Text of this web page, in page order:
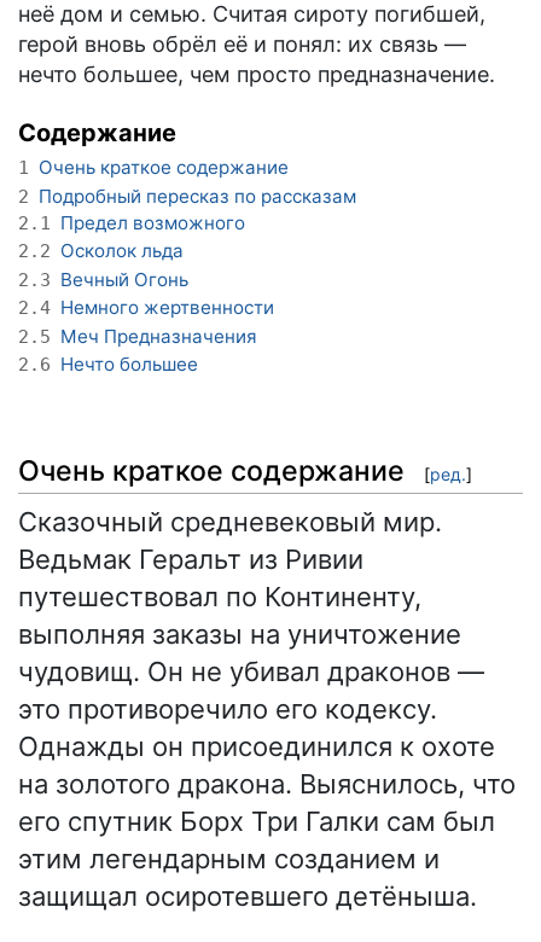
неё дом и семью. Считая сироту погибшей,
герой вновь обрёл её и понял: их связь —
нечто большее, чем просто предназначение.
Содержание
1 Очень краткое содержание
2 Подробный пересказ по рассказам
2.1 Предел возможного
2.2 Осколок льда
2.3 Вечный Огонь
2.4 Немного жертвенности
2.5 Меч Предназначения
2.6 Нечто большее
Очень краткое содержание [ред.]
Сказочный средневековый мир.
Ведьмак Геральт из Ривии
путешествовал по Континенту,
выполняя заказы на уничтожение
чудовищ. Он не убивал драконов —
это противоречило его кодексу.
Однажды он присоединился к охоте
на золотого дракона. Выяснилось, что
его спутник Борх Три Галки сам был
этим легендарным созданием и
защищал осиротевшего детёныша.